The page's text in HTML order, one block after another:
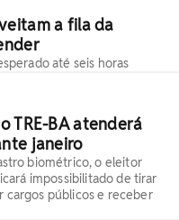
a fila da
até seis horas
TRE-BA atenderá
janeiro
biométrico, o eleitor
impossibilitado de tirar
cargos públicos e receber